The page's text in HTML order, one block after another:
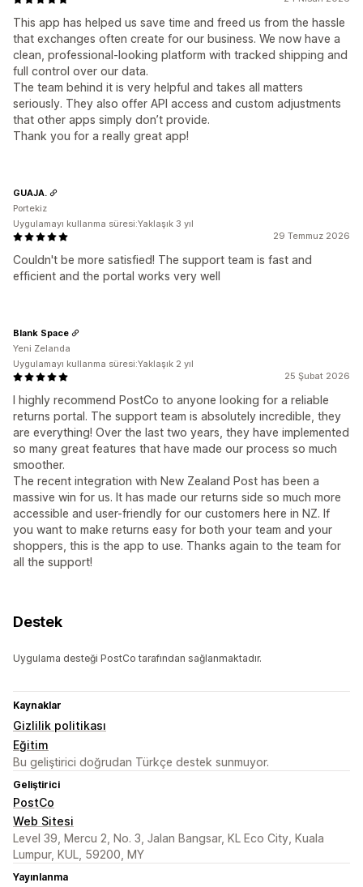
This app has helped us save time and freed us from the hassle
that exchanges often create for our business. We now have a
clean, professional-looking platform with tracked shipping and
full control over our data.
The team behind it is very helpful and takes all matters
seriously. They also offer API access and custom adjustments
that other apps simply don’t provide.
Thank you for a really great app!
29 Temmuz 2026
Couldn't be more satisfied! The support team is fast and
efficient and the portal works very well
GUAJA.
Portekiz
Uygulamayı kullanma süresi:Yaklaşık 3 yıl
25 Şubat 2026
I highly recommend PostCo to anyone looking for a reliable
returns portal. The support team is absolutely incredible, they
are everything! Over the last two years, they have implemented
so many great features that have made our process so much
smoother.
The recent integration with New Zealand Post has been a
massive win for us. It has made our returns side so much more
accessible and user-friendly for our customers here in NZ. If
you want to make returns easy for both your team and your
shoppers, this is the app to use. Thanks again to the team for
all the support!
Blank Space
Yeni Zelanda
Uygulamayı kullanma süresi:Yaklaşık 2 yıl
Destek
Uygulama desteği PostCo tarafından sağlanmaktadır.
Kaynaklar
Gizlilik politikası
Eğitim
Bu geliştirici doğrudan Türkçe destek sunmuyor.
Geliştirici
PostCo
Web Sitesi
Level 39, Mercu 2, No. 3, Jalan Bangsar, KL Eco City, Kuala
Lumpur, KUL, 59200, MY
Yayınlanma